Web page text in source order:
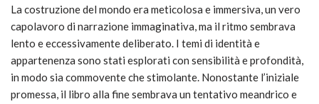
La costruzione del mondo era meticolosa e immersiva, un vero
capolavoro di narrazione immaginativa, ma il ritmo sembrava
lento e eccessivamente deliberato. I temi di identità e
appartenenza sono stati esplorati con sensibilità e profondità,
in modo sia commovente che stimolante. Nonostante l’iniziale
promessa, il libro alla fine sembrava un tentativo meandrico e